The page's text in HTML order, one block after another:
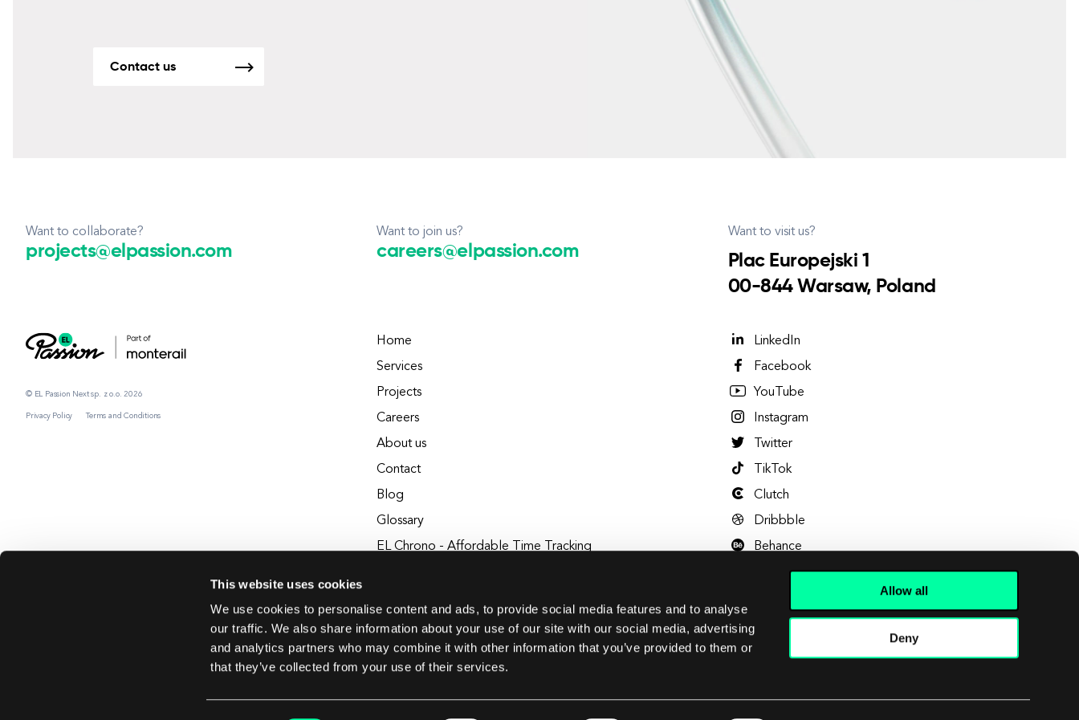
This website uses cookies
We use cookies to personalise content and ads, to provide social media features and to analyse
our traffic. We also share information about your use of our site with our social media, advertising
and analytics partners who may combine it with other information that you’ve provided to them or
that they’ve collected from your use of their services.
Allow all
Deny
Contact us
Want to collaborate?
projects@elpassion.com
Want to join us?
careers@elpassion.com
Want to visit us?
Plac Europejski 1
00-844 Warsaw, Poland
© EL Passion Next sp. z o.o. 2026
Privacy Policy Terms and Conditions
Home
Services
Projects
Careers
About us
Contact
Blog
Glossary
EL Chrono - Affordable Time Tracking
LinkedIn
Facebook
YouTube
Instagram
Twitter
TikTok
Clutch
Dribbble
Behance